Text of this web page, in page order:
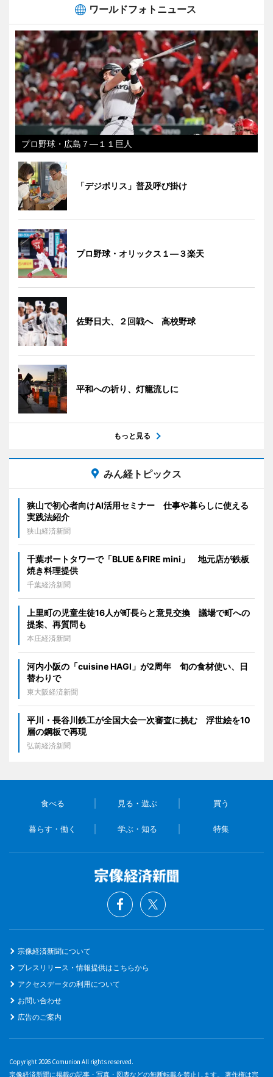
ワールドフォトニュース
プロ野球・広島７―１１巨人
「デジポリス」普及呼び掛け
プロ野球・オリックス１―３楽天
佐野日大、２回戦へ 高校野球
平和への祈り、灯籠流しに
もっと見る
みん経トピックス
狭山で初心者向けAI活用セミナー 仕事や暮らしに使える
実践法紹介
狭山経済新聞
千葉ポートタワーで「BLUE＆FIRE mini」 地元店が鉄板
焼き料理提供
千葉経済新聞
上里町の児童生徒16人が町長らと意見交換 議場で町への
提案、再質問も
本庄経済新聞
河内小阪の「cuisine HAGI」が2周年 旬の食材使い、日
替わりで
東大阪経済新聞
平川・長谷川鉄工が全国大会一次審査に挑む 浮世絵を10
層の鋼板で再現
弘前経済新聞
食べる 見る・遊ぶ 買う
暮らす・働く 学ぶ・知る 特集
宗像経済新聞について
プレスリリース・情報提供はこちらから
アクセスデータの利用について
お問い合わせ
広告のご案内
Copyright 2026 Comunion All rights reserved.
宗像経済新聞に掲載の記事・写真・図表などの無断転載を禁止します。 著作権は宗